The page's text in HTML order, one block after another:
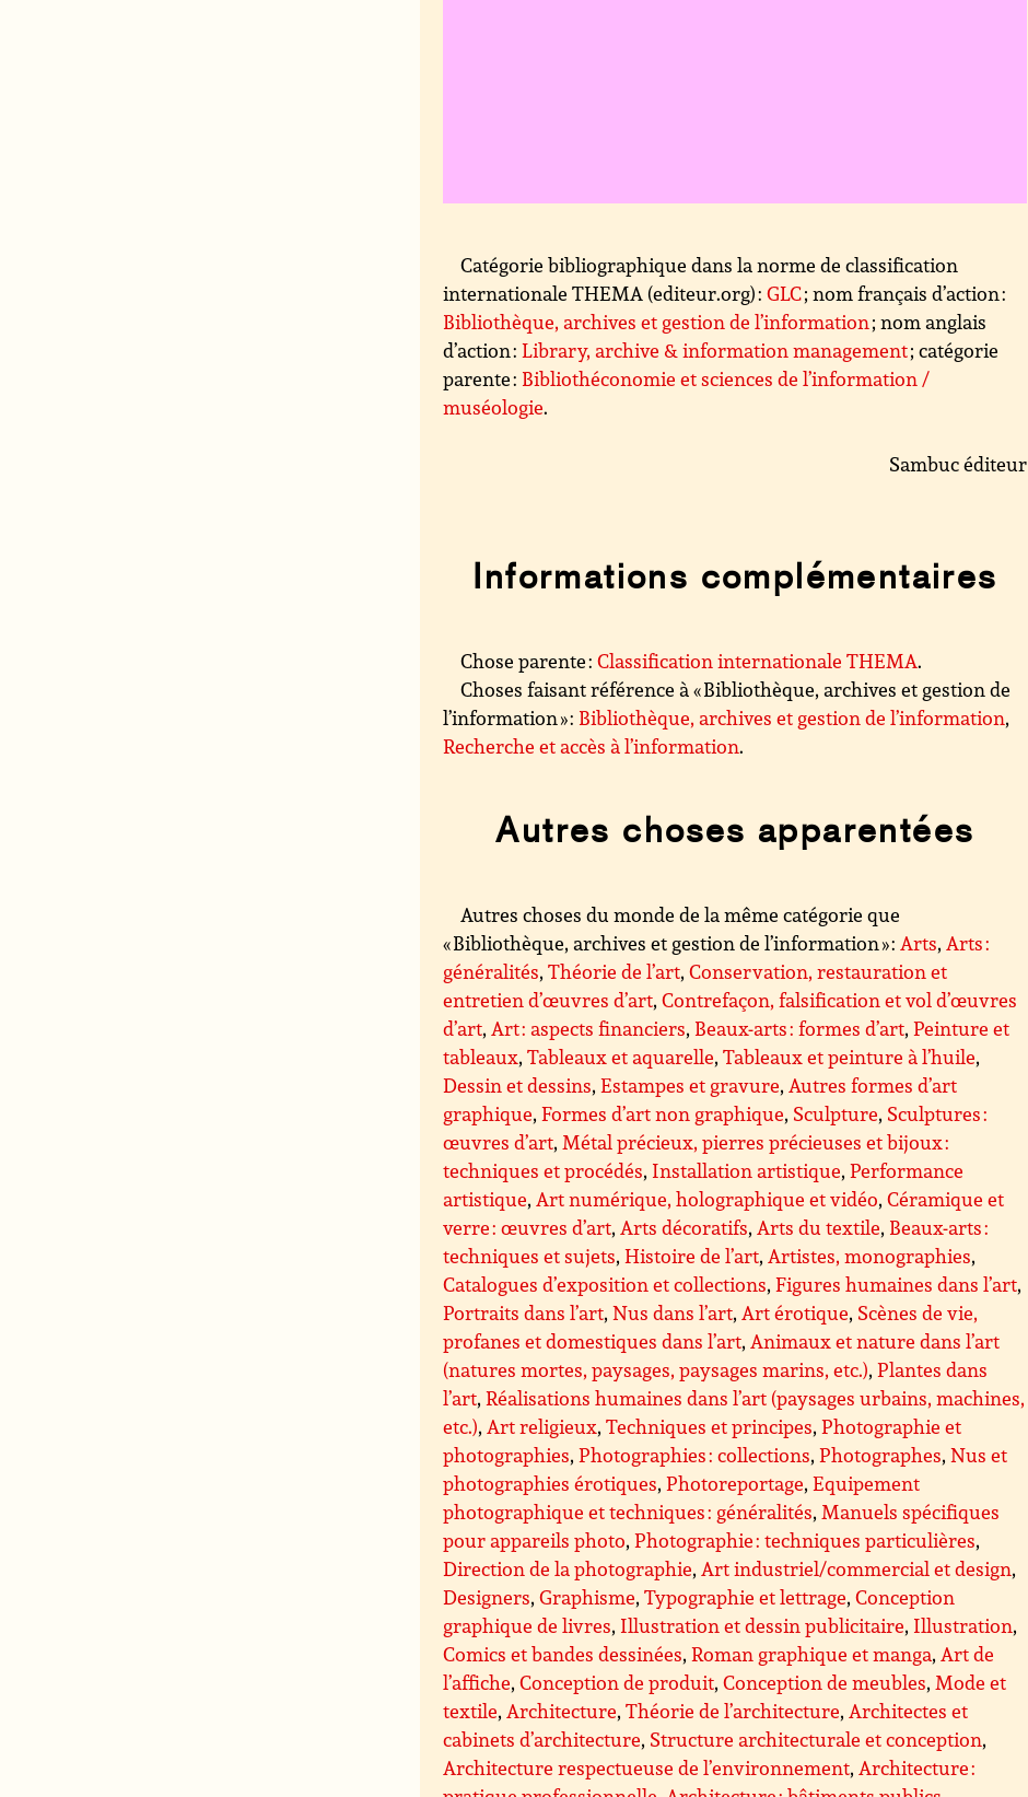
Catégorie bibliographique dans la norme de classification
internationale THEMA (editeur.org) :GLC; nom français d’action :
Bibliothèque, archives et gestion de l’information; nom anglais
d’action :Library, archive & information management; catégorie
parente : Bibliothéconomie et sciences de l’information /
muséologie.
Sambuc éditeur
Informations complémentaires
Chose parente :Classification internationale THEMA.
Choses faisant référence à « Bibliothèque, archives et gestion de
l’information » : Bibliothèque, archives et gestion de l’information,
Recherche et accès à l’information.
Autres choses apparentées
Autres choses du monde de la même catégorie que
« Bibliothèque, archives et gestion de l’information » :Arts,Arts :
généralités,Théorie de l’art,Conservation, restauration et
entretien d’œuvres d’art,Contrefaçon, falsification et vol d’œuvres
d’art,Art : aspects financiers, Beaux-arts : formes d’art,Peinture et
tableaux,Tableaux et aquarelle,Tableaux et peinture à l’huile,
Dessin et dessins,Estampes et gravure,Autres formes d’art
graphique,Formes d’art non graphique, Sculpture, Sculptures :
œuvres d’art,Métal précieux, pierres précieuses et bijoux :
techniques et procédés, Installation artistique,Performance
artistique,Art numérique, holographique et vidéo,Céramique et
verre : œuvres d’art,Arts décoratifs,Arts du textile, Beaux-arts :
techniques et sujets,Histoire de l’art,Artistes, monographies,
Catalogues d’exposition et collections,Figures humaines dans l’art,
Portraits dans l’art,Nus dans l’art,Art érotique, Scènes de vie,
profanes et domestiques dans l’art,Animaux et nature dans l’art
(natures mortes, paysages, paysages marins, etc.),Plantes dans
l’art,Réalisations humaines dans l’art (paysages urbains, machines,
etc.),Art religieux,Techniques et principes,Photographie et
photographies,Photographies : collections,Photographes,Nus et
photographies érotiques,Photoreportage,Equipement
photographique et techniques : généralités,Manuels spécifiques
pour appareils photo,Photographie : techniques particulières,
Direction de la photographie,Art industriel/commercial et design,
Designers,Graphisme,Typographie et lettrage,Conception
graphique de livres, Illustration et dessin publicitaire, Illustration,
Comics et bandes dessinées,Roman graphique et manga,Art de
l’affiche,Conception de produit,Conception de meubles,Mode et
textile,Architecture,Théorie de l’architecture,Architectes et
cabinets d’architecture, Structure architecturale et conception,
Architecture respectueuse de l’environnement,Architecture :